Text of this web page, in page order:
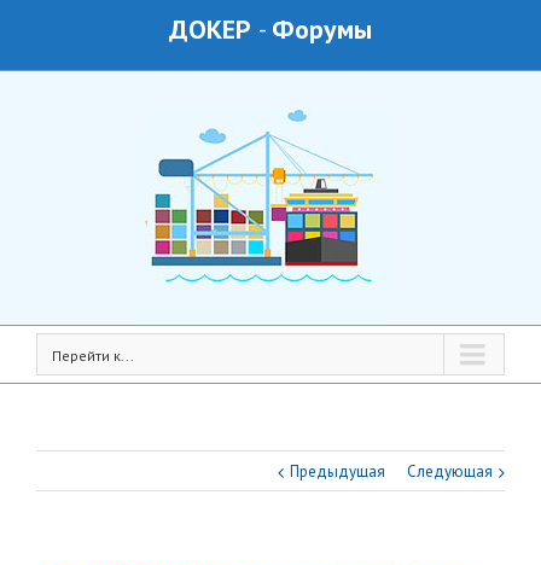
ДОКЕР - Форумы
Перейти к...
Предыдущая Следующая